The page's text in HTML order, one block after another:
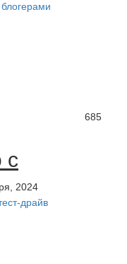
685
с
2024